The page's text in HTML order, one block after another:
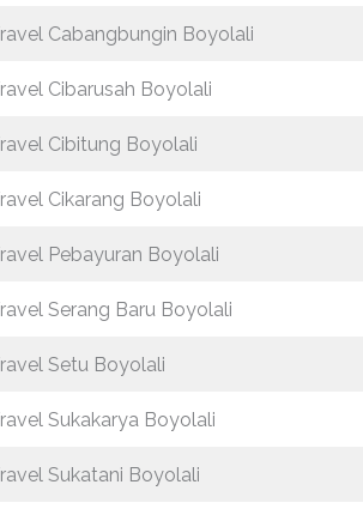
Cabangbungin Boyolali
Cibarusah Boyolali
Cibitung Boyolali
Cikarang Boyolali
Pebayuran Boyolali
Serang Baru Boyolali
Setu Boyolali
Sukakarya Boyolali
Sukatani Boyolali